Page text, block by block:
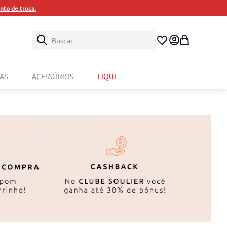
de troca.
Buscar
ACESSÓRIOS LIQUI